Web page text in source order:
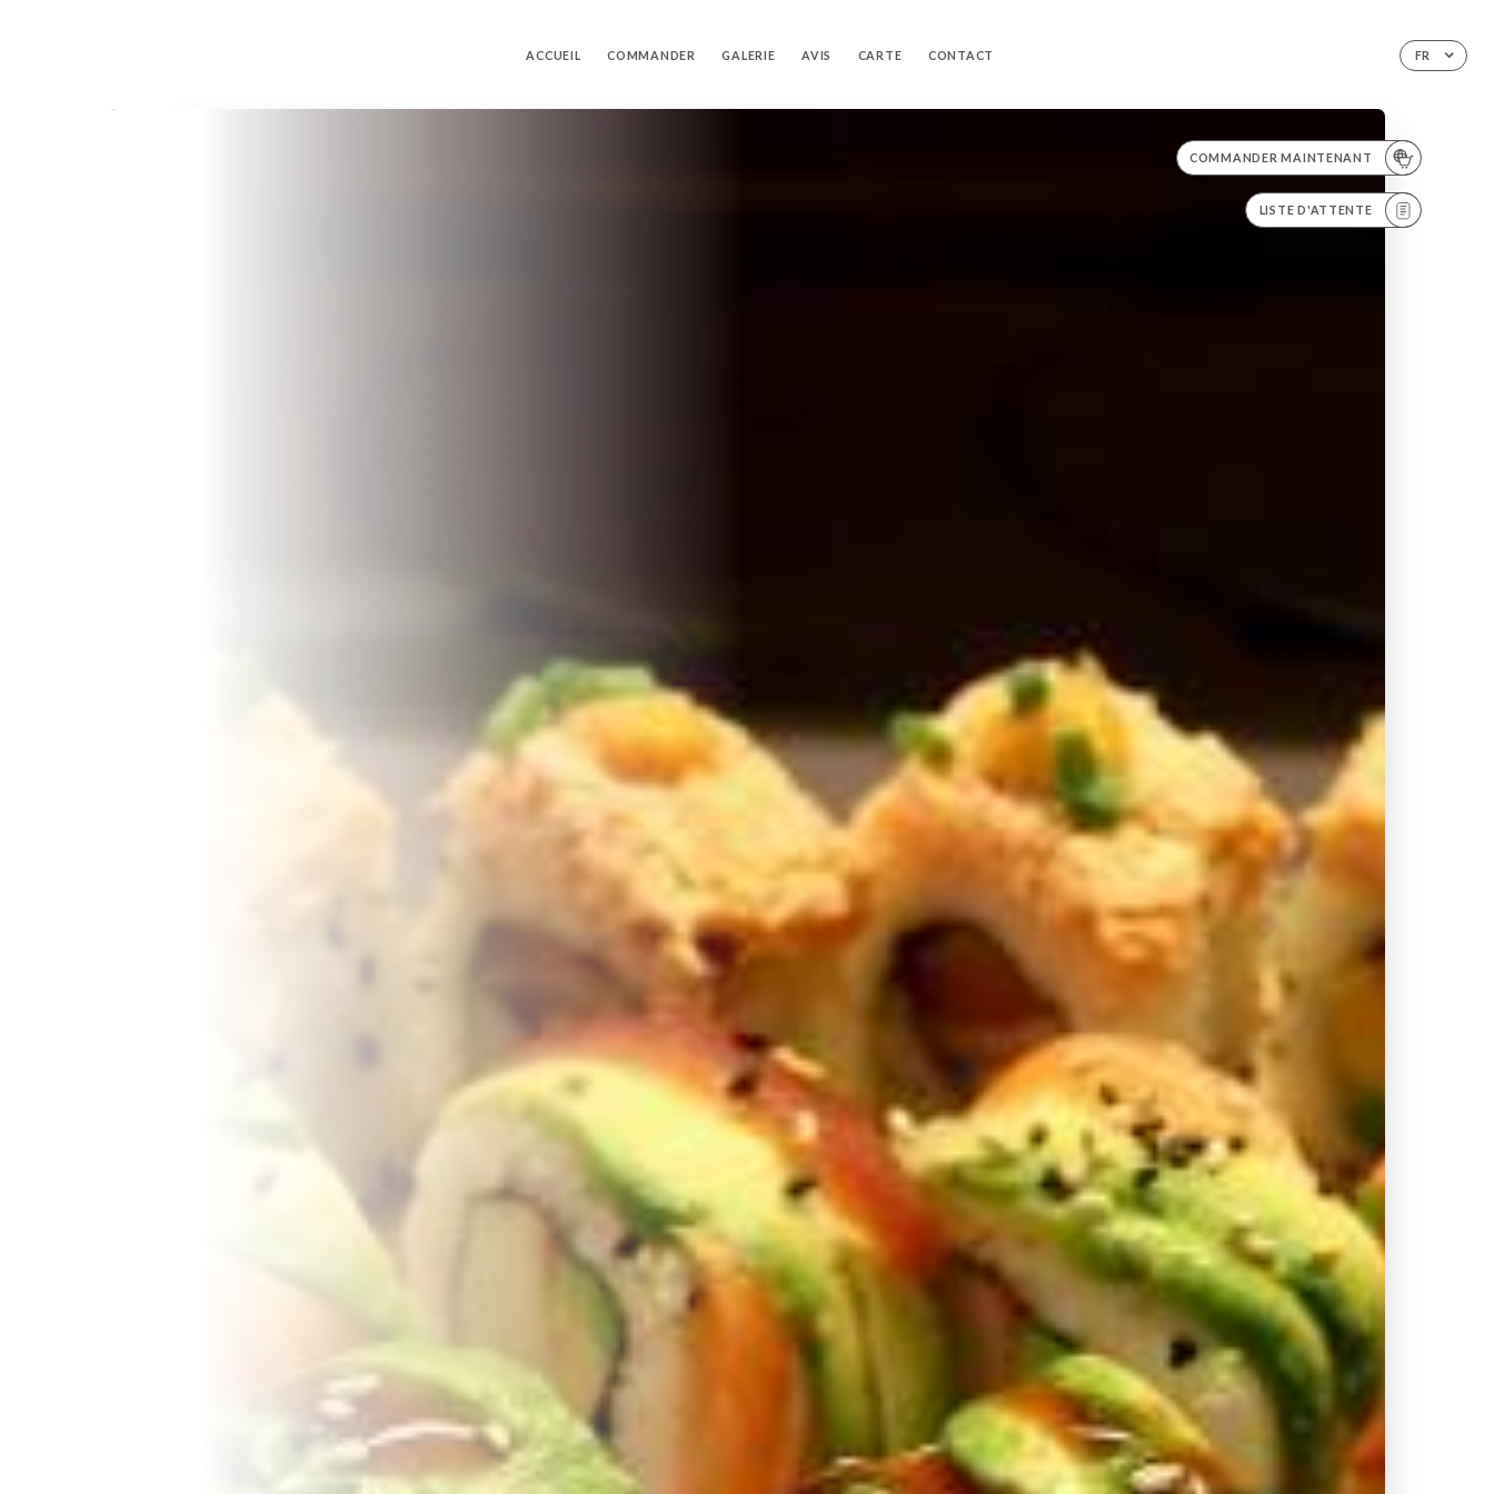
FR
ACCUEIL COMMANDER GALERIE AVIS CARTE CONTACT
COMMANDER MAINTENANT
LISTE D'ATTENTE